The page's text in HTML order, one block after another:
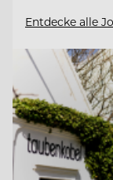
Entdecke alle